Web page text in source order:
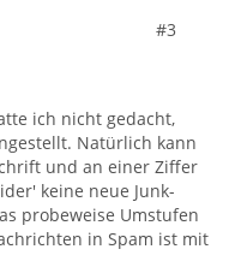
#3
ich nicht gedacht,
Natürlich kann
und an einer Ziffer
keine neue Junk-
probeweise Umstufen
in Spam ist mit